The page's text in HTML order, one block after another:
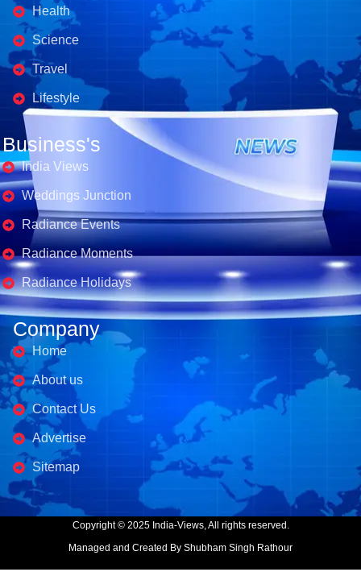
Health
Science
Travel
Lifestyle
Business's
India Views
Weddings Junction
Radiance Events
Radiance Moments
Radiance Holidays
Company
Home
About us
Contact Us
Advertise
Sitemap
Copyright © 2025 India-Views, All rights reserved.
Managed and Created By Shubham Singh Rathour